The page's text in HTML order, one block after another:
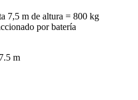
7,5 m de altura = 800 kg
por batería
m